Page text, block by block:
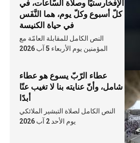
الإفخارستيّا وصلاة السّاعات، في
كلّ أسبوع وكلّ يوم، هما النَّفَس
في حياة الكنيسة
النص الكامل للمقابلة العامّة مع
المؤمنين يوم الأربعاء 5 آب 2026
عطاء الرّبّ يسوع هو عطاء
شامل، وأنّ عنايته بنا لا تغيب عنّا
أبدًا
النص الكامل لصلاة التبشير الملائكي
يوم الأحد 2 آب 2026